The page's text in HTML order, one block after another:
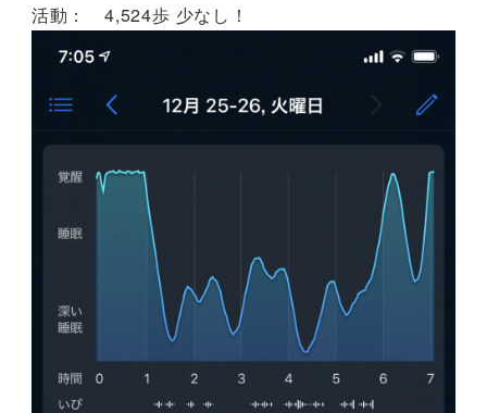
活動： 4,524歩 少なし！